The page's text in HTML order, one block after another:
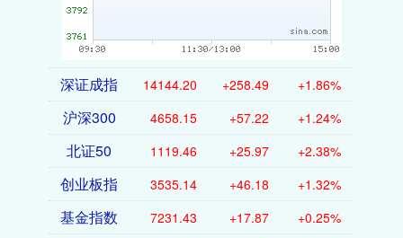
深证成指 14144.20 +258.49 +1.86%
沪深300 4658.15 +57.22 +1.24%
北证50 1119.46 +25.97 +2.38%
创业板指 3535.14 +46.18 +1.32%
基金指数 7231.43 +17.87 +0.25%